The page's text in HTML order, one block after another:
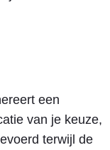
een
van je keuze,
terwijl de